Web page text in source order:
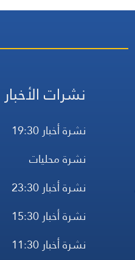
نشرات الأخبار
نشرة أخبار 19:30
نشرة محليات
نشرة أخبار 23:30
نشرة أخبار 15:30
نشرة أخبار 11:30